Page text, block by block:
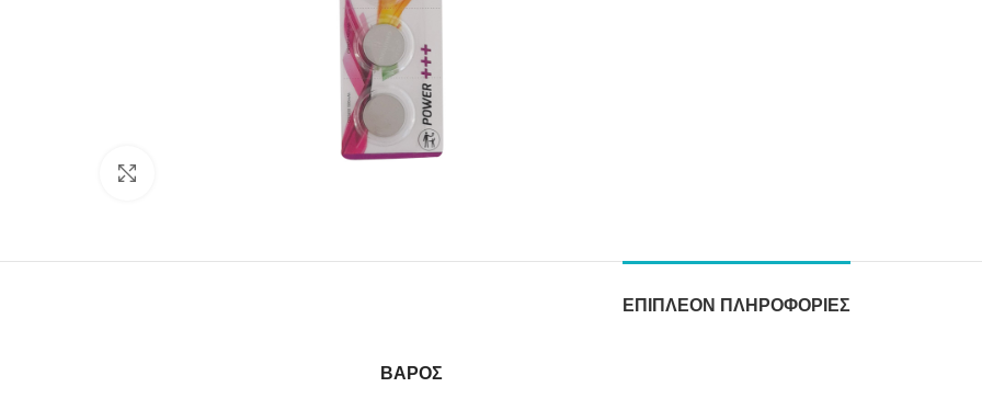
ΕΠΙΠΛΈΟΝ ΠΛΗΡΟΦΟΡΊΕΣ
ΒΆΡΟΣ